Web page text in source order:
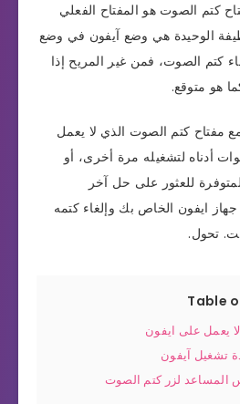
كتم الصوت هو المفتاح الفعلي
الوحيدة هي وضع آيفون في وضع
كتم الصوت، فمن غير المريح إذا
هو متوقع.
مفتاح كتم الصوت الذي لا يعمل
أدناه لتشغيله مرة أخرى، أو
للعثور على حل آخر
ايفون الخاص بك وإلغاء كتمه
تحول.
Table
يعمل على ايفون
المساعد لزر كتم الصوت